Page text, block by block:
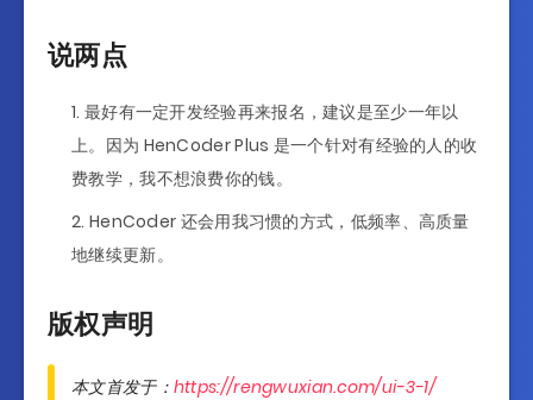
说两点
最好有一定开发经验再来报名，建议是至少一年以
上。因为 HenCoder Plus 是一个针对有经验的人的收
费教学，我不想浪费你的钱。
HenCoder 还会用我习惯的方式，低频率、高质量
地继续更新。
版权声明
本文首发于： https://rengwuxian.com/ui-3-1/